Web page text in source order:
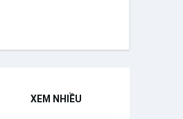
XEM NHIỀU